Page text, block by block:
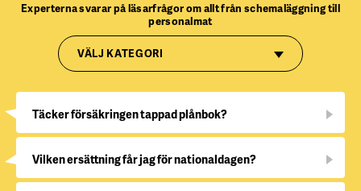
Experterna svarar på läsarfrågor om allt från schemaläggning till
personalmat
VÄLJ KATEGORI
Täcker försäkringen tappad plånbok?
Vilken ersättning får jag för nationaldagen?